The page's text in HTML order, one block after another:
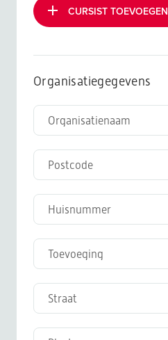
CURSIST TOEVOEGEN
Organisatiegegevens